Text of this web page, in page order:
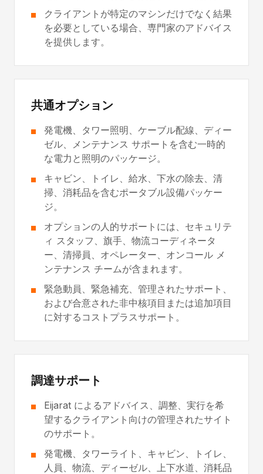
クライアントが特定のマシンだけでなく結果
を必要としている場合、専門家のアドバイス
を提供します。
共通オプション
発電機、タワー照明、ケーブル配線、ディー
ゼル、メンテナンス サポートを含む一時的
な電力と照明のパッケージ。
キャビン、トイレ、給水、下水の除去、清
掃、消耗品を含むポータブル設備パッケー
ジ。
オプションの人的サポートには、セキュリテ
ィ スタッフ、旗手、物流コーディネータ
ー、清掃員、オペレーター、オンコール メ
ンテナンス チームが含まれます。
緊急動員、緊急補充、管理されたサポート、
および合意された非中核項目または追加項目
に対するコストプラスサポート。
調達サポート
Eijarat によるアドバイス、調整、実行を希
望するクライアント向けの管理されたサイト
のサポート。
発電機、タワーライト、キャビン、トイレ、
人員、物流、ディーゼル、上下水道、消耗品